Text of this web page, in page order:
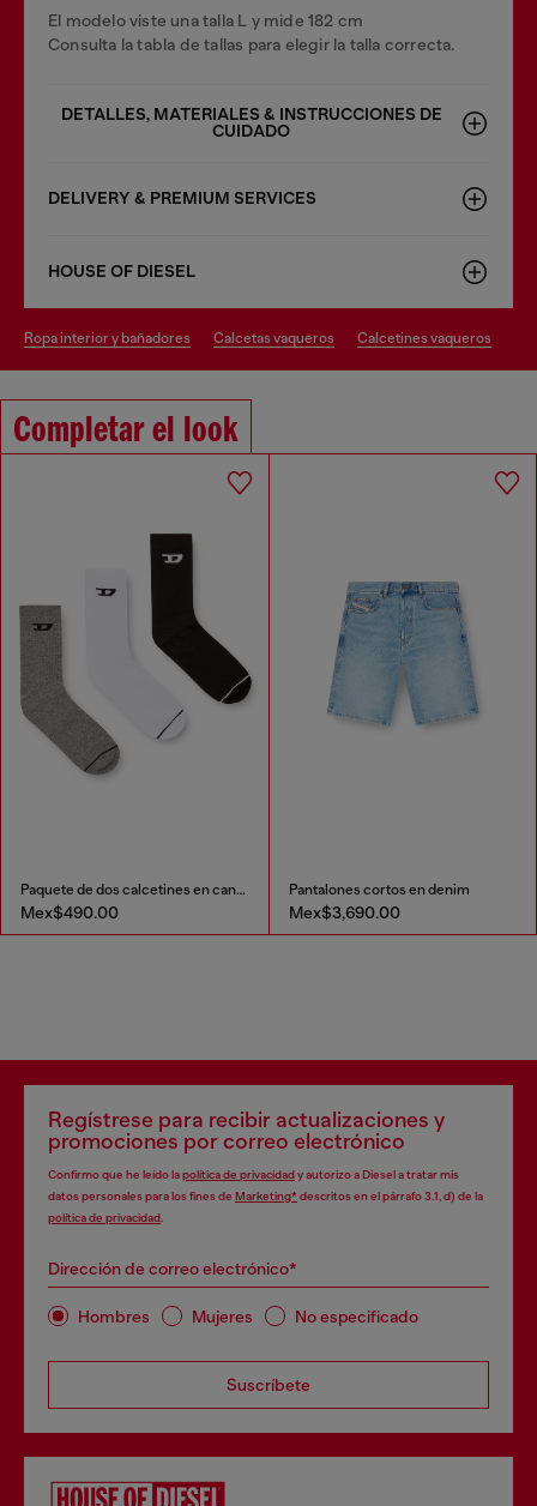
El modelo viste una talla L y mide 182 cm
Consulta la tabla de tallas para elegir la talla correcta.
DETALLES, MATERIALES & INSTRUCCIONES DE
CUIDADO
DELIVERY & PREMIUM SERVICES
HOUSE OF DIESEL
ropa interior y bañadores calcetas vaqueros calcetines vaqueros
Completar el look
Paquete de dos calcetines en canalé lisos y veteados
Mex$490.00
Pantalones cortos en denim
Mex$3,690.00
Regístrese para recibir actualizaciones y
promociones por correo electrónico
Confirmo que he leído lapolítica de privacidady autorizo a Diesel a tratar mis
datos personales para los fines de Marketing*descritos en el párrafo 3.1, d) de la
política de privacidad.
Dirección de correo electrónico*
Hombres Mujeres No especificado
Suscríbete